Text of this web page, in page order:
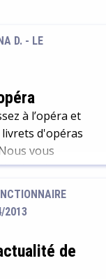
D. - LE
à l’opéra et
d'opéras
vous
de
à toute
recherchez :
2013
de